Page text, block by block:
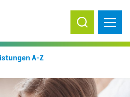
Suche ein-/
A-Z